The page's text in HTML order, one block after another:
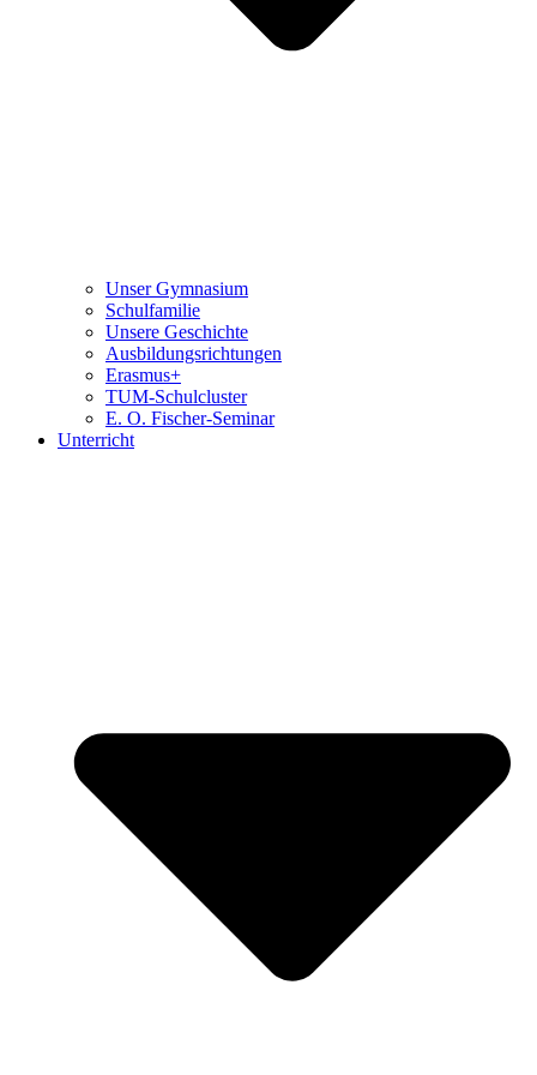
Unser Gymnasium
Schulfamilie
Unsere Geschichte
Ausbildungsrichtungen
Erasmus+
TUM-Schulcluster
E. O. Fischer-Seminar
Unterricht